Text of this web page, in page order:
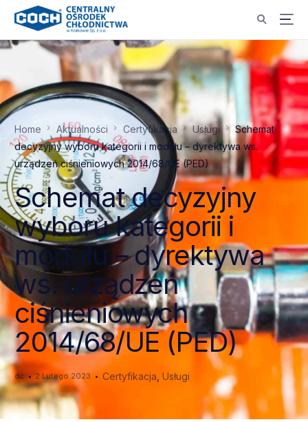
Home Aktualności Certyfikacja Usługi
Schemat
decyzyjny wyboru kategorii i modułu – dyrektywa ws.
urządzeń ciśnieniowych 2014/68/UE (PED)
Schemat decyzyjny
wyboru kategorii i
modułu – dyrektywa
ws. urządzeń
ciśnieniowych
2014/68/UE (PED)
dc 2 Lutego 2023 Certyfikacja Usługi